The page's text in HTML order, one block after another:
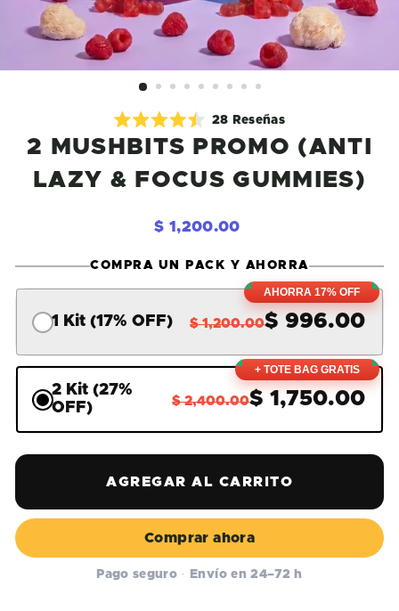
4.5
de
5
estrellas
28 ReseñasHaz
clic
para
desplazarte
2 MUSHBITS PROMO (ANTI
LAZY & FOCUS GUMMIES)
Precio
$ 1,200.00$
COMPRA UN PACK Y AHORRA
AHORRA 17% OFF
1 Kit (17% OFF) $ 996.00
$ 1,200.00
+ TOTE BAG GRATIS
2 Kit (27%
OFF)
$ 1,750.00
$ 2,400.00
AGREGAR AL CARRITO
Comprar ahora